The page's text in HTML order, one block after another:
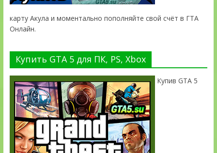
карту Акула и моментально пополняйте свой счёт в ГТА
Онлайн.
Купить GTA 5 для ПК, PS, Xbox
Купив GTA 5